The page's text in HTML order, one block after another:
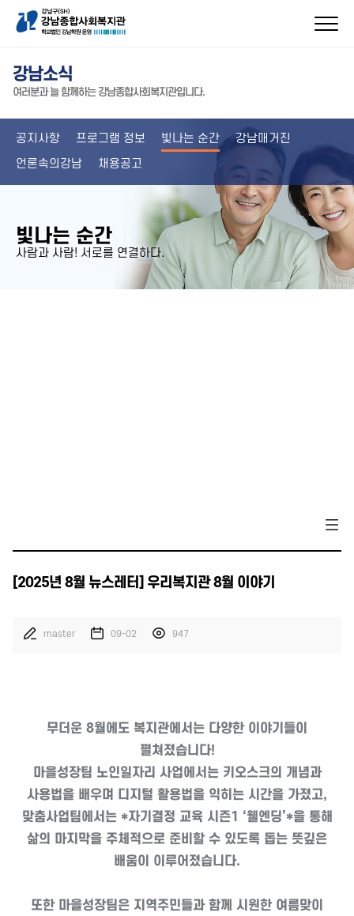
강남소식
여러분과 늘 함께하는 강남종합사회복지관입니다.
공지사항 프로그램 정보 빛나는 순간
강남매거진
언론속의강남
채용공고
빛나는 순간
사람과 사람! 서로를 연결하다.
[2025년 8월 뉴스레터] 우리복지관 8월 이야기
master 09-02 947
무더운 8월에도 복지관에서는 다양한 이야기들이
펼쳐졌습니다!
마을성장팀 노인일자리 사업에서는 키오스크의 개념과
사용법을 배우며 디지털 활용법을 익히는 시간을 가졌고,
맞춤사업팀에서는 *자기결정 교육 시즌1 ‘웰엔딩’*을 통해
삶의 마지막을 주체적으로 준비할 수 있도록 돕는 뜻깊은
배움이 이루어졌습니다.
또한 마을성장팀은 지역주민들과 함께 시원한 여름맞이